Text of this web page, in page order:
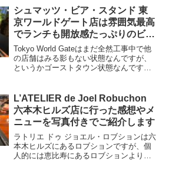
が入っているビル（ウィズ原宿）の３階
にあるレストランです。この...
シュマッツ・ビア・スタンド 東
京ワールドゲート店は雰囲気最高
でランチも開放感たっぷりのビア
スタンド。
Tokyo World Gateはまだ全然工事中で他
の店舗はみる影もない状態なんですが、
というかゴーストタウン状態なんです
谷町トラストタワーへ先行オープ...
L’ATELIER de Joel Robuchon
六本木ヒルズ店に行った感想やメ
ニューを写真付きでご紹介します
ラトリエ ドゥ ジョエル・ロブションは六
本木ヒルズにあるロブションですが、個
人的には恵比寿にあるロブションより好